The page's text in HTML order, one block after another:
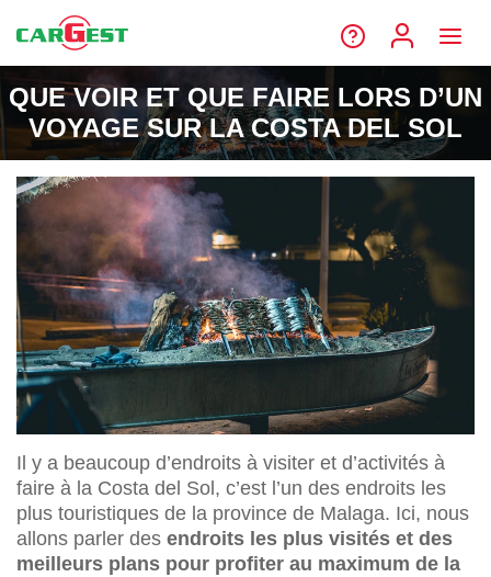
QUE VOIR ET QUE FAIRE LORS D’UN
VOYAGE SUR LA COSTA DEL SOL
Il y a beaucoup d’endroits à visiter et d’activités à
faire à la Costa del Sol, c’est l’un des endroits les
plus touristiques de la province de Malaga. Ici, nous
allons parler des endroits les plus visités et des
meilleurs plans pour profiter au maximum de la